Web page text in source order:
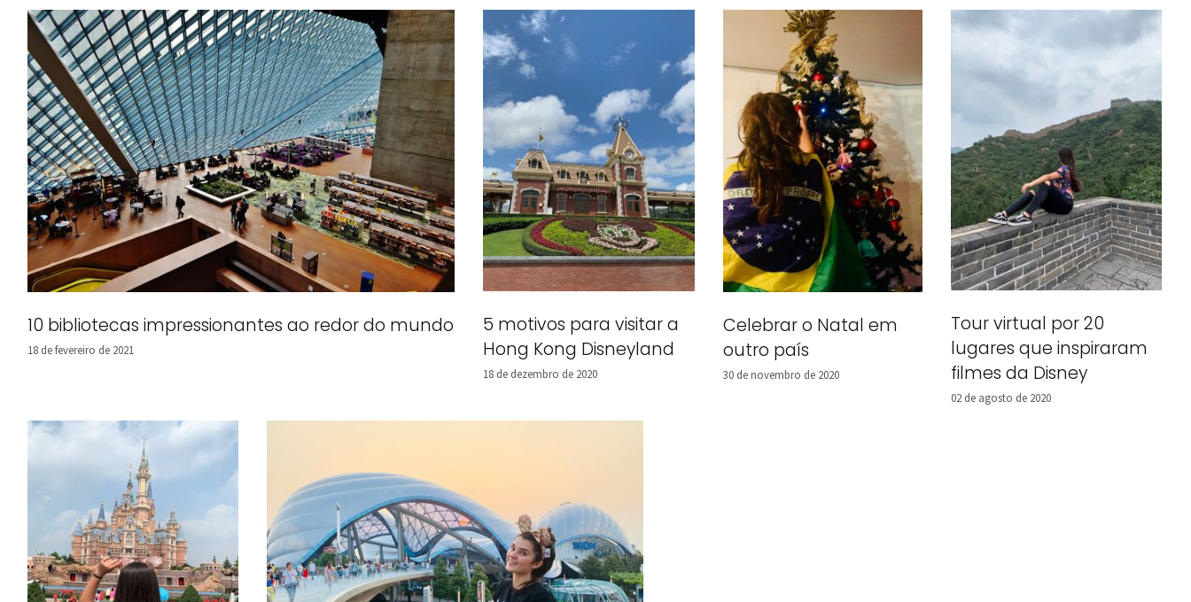
10 bibliotecas impressionantes ao redor do mundo
18 de fevereiro de 2021
5 motivos para visitar a
Hong Kong Disneyland
18 de dezembro de 2020
Celebrar o Natal em
outro país
30 de novembro de 2020
Tour virtual por 20
lugares que inspiraram
filmes da Disney
02 de agosto de 2020